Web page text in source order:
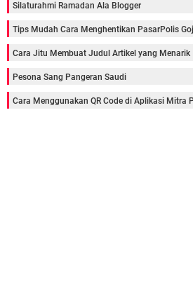
Silaturahmi Ramadan Ala Blogger
Tips Mudah Cara Menghentikan PasarPolis
Cara Jitu Membuat Judul Artikel yang Menarik
Pesona Sang Pangeran Saudi
Cara Menggunakan QR Code di Aplikasi Mitra